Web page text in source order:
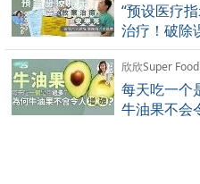
“预设医疗
治疗！破除
欣欣Super
每天吃一个
牛油果不会